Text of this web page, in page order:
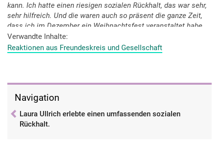
kann. Ich hatte einen riesigen sozialen Rückhalt, das war sehr,
sehr hilfreich. Und die waren auch so präsent die ganze Zeit,
dass ich im Dezember ein Weihnachtsfest veranstaltet habe
mit all den Menschen, also mit meinen Partnern, mit meiner
Schwester und meinen besten Freundinnen, um dann Danke
Verwandte Inhalte
Reaktionen aus Freundeskreis und Gesellschaft
Navigation
Laura Ullrich erlebte einen umfassenden sozialen
Rückhalt.